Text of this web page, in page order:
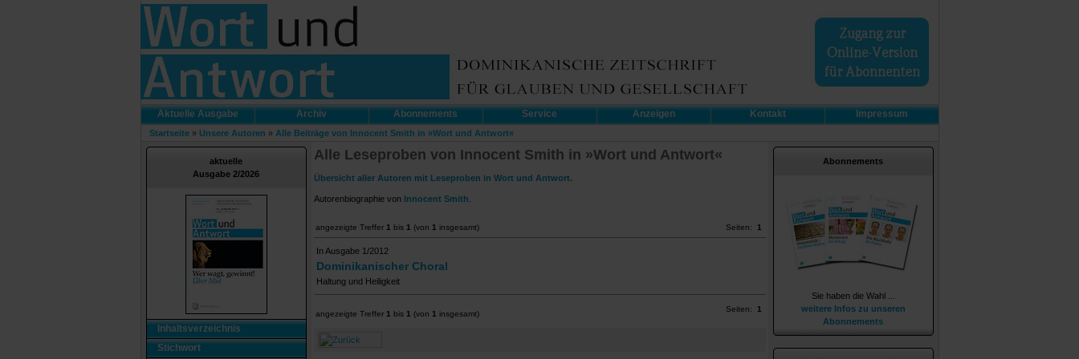
Aktuelle Ausgabe Archiv Abonnements Service Anzeigen Kontakt Impressum
Startseite» Unsere Autoren » Alle Beiträge von Innocent Smith in »Wort und Antwort«
aktuelle
Ausgabe 2/2026
Inhaltsverzeichnis
Stichwort
Alle Leseproben von Innocent Smith in »Wort und Antwort«
Übersicht aller Autoren mit Leseproben in Wort und Antwort.
Autorenbiographie von Innocent Smith
angezeigte Treffer 1 bis 1 (von 1 insgesamt) Seiten: 1
In Ausgabe 1/2012
Dominikanischer Choral
Haltung und Heiligkeit
angezeigte Treffer 1 bis 1 (von 1 insgesamt)
Seiten: 1
Abonnements
Sie haben die Wahl ...
weitere Infos zu unseren
Abonnements